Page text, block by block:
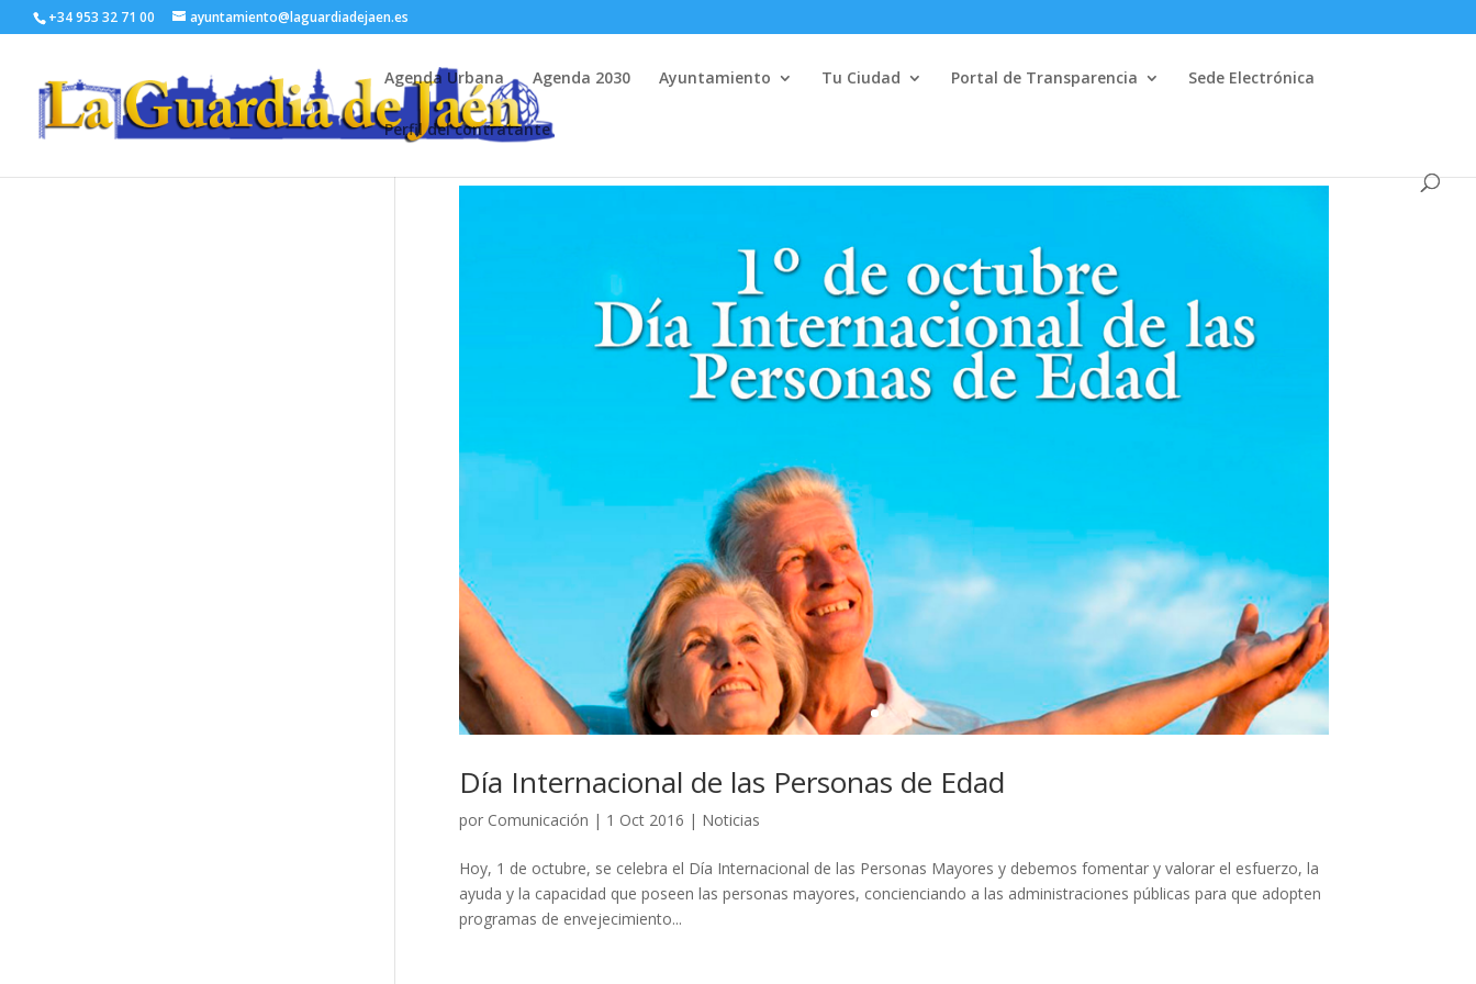
+34 953 32 71 00 ayuntamiento@laguardiadejaen.es
Agenda Urbana Agenda 2030 Ayuntamiento Tu Ciudad Portal de Transparencia Sede Electrónica
Perfil del contratante
Día Internacional de las Personas de Edad
por Comunicación | 1 Oct 2016 | Noticias
Hoy, 1 de octubre, se celebra el Día Internacional de las Personas Mayores y debemos fomentar y valorar el esfuerzo, la
ayuda y la capacidad que poseen las personas mayores, concienciando a las administraciones públicas para que adopten
programas de envejecimiento...